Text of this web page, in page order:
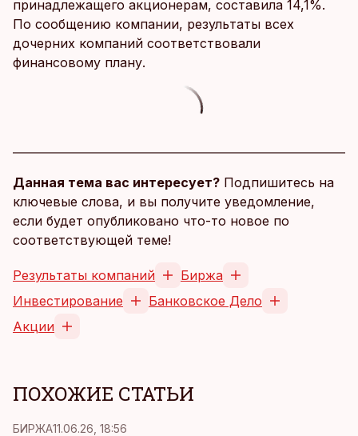
принадлежащего акционерам, составила 14,1%.
По сообщению компании, результаты всех
дочерних компаний соответствовали
финансовому плану.
Данная тема вас интересует? Подпишитесь на
ключевые слова, и вы получите уведомление,
если будет опубликовано что-то новое по
соответствующей теме!
Результаты компаний
Биржа
Инвестирование
Банковское Дело
Акции
ПОХОЖИЕ СТАТЬИ
БИРЖА11.06.26, 18:56